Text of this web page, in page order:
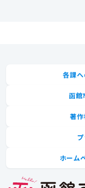
各課
函
著
ホーム